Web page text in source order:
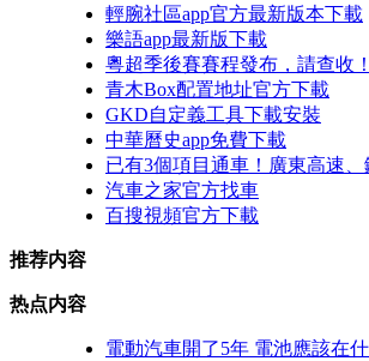
輕腕社區app官方最新版本下載
樂語app最新版下載
粵超季後賽賽程發布，請查收！
青木Box配置地址官方下載
GKD自定義工具下載安裝
中華曆史app免費下載
已有3個項目通車！廣東高速
汽車之家官方找車
百搜視頻官方下載
推荐内容
热点内容
電動汽車開了5年 電池應該在